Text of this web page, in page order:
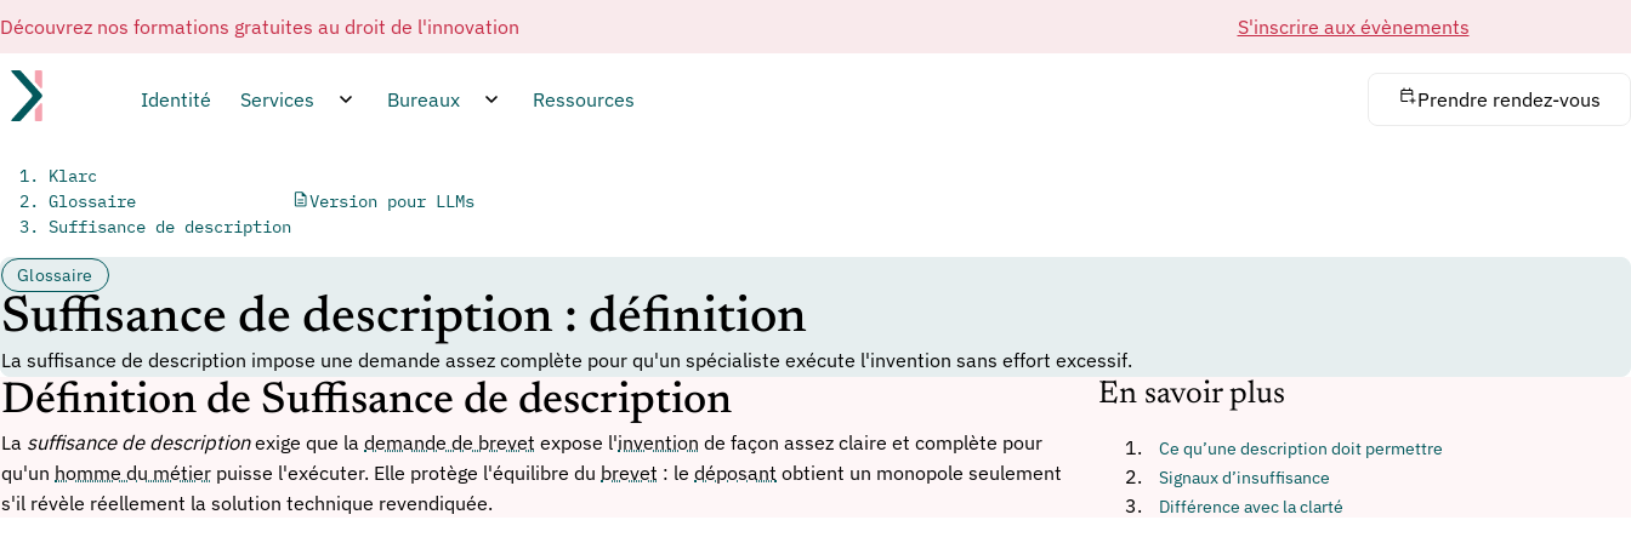
Découvrez nos formations gratuites au droit de l'innovation S'inscrire aux évènements
Identité Services Bureaux Ressources Prendre rendez-vous
Klarc
Glossaire
Suffisance de description
Version pour LLMs
Glossaire
Suffisance de description : définition
La suffisance de description impose une demande assez complète pour qu'un spécialiste exécute l'invention sans effort excessif.
Définition de Suffisance de description
La suffisance de descriptionexige que la demande de brevet expose l'invention de façon assez claire et complète pour
qu'un homme du métier puisse l'exécuter. Elle protège l'équilibre du brevet : le déposant obtient un monopole seulement
s'il révèle réellement la solution technique revendiquée.
En savoir plus
Ce qu’une description doit permettre
Signaux d’insuffisance
Différence avec la clarté